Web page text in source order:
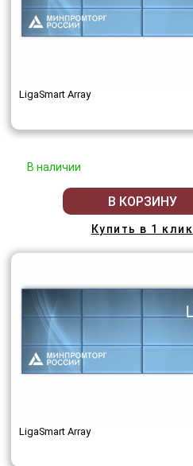
LigaSmart Array
В наличии
В КОРЗИНУ
Купить в 1 клик
LigaSmart Array